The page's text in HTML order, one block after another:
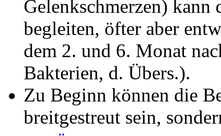
Gelenkschmerzen) kann
begleiten, öfter aber
dem 2. und 6. Monat
Bakterien, d. Übers.).
Zu Beginn können die
breitgestreut sein,